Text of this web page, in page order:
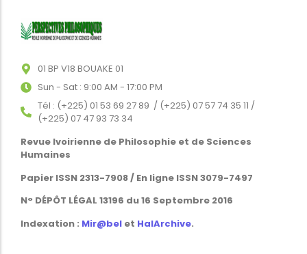
01 BP V18 BOUAKE 01
Sun - Sat : 9:00 AM - 17:00 PM
Tél : (+225) 01 53 69 27 89 / (+225) 07 57 74 35 11 /
(+225) 07 47 93 73 34
Revue Ivoirienne de Philosophie et de Sciences
Humaines
Papier ISSN 2313-7908 / En ligne ISSN 3079-7497
N° DÉPÔT LÉGAL 13196 du 16 Septembre 2016
Indexation : Mir@bel et HalArchive.